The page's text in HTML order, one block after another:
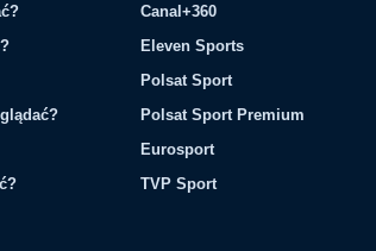
Canal+360
Eleven Sports
Polsat Sport
Polsat Sport Premium
Eurosport
TVP Sport